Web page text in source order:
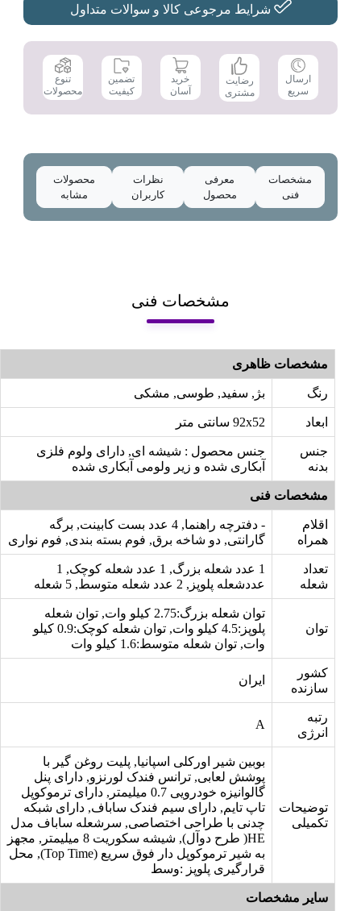
شرایط مرجوعی کالا و سوالات متداول
ارسال
سریع
رضایت
مشتری
خرید
آسان
تضمین
کیفیت
تنوع
محصولات
مشخصات
فنی
معرفی
محصول
نظرات
کاربران
محصولات
مشابه
مشخصات فنی
مشخصات ظاهری
رنگ بژ, سفید, طوسی, مشکی
ابعاد 92x52 سانتی متر
جنس
بدنه
جنس محصول : شیشه ای, دارای ولوم فلزی
آبکاری شده و زیر ولومی آبکاری شده
مشخصات فنی
اقلام
همراه
- دفترچه راهنما, 4 عدد بست کابینت, برگه
گارانتی, دو شاخه برق, فوم بسته بندی, فوم نواری
تعداد
شعله
1 عدد شعله بزرگ, 1 عدد شعله کوچک, 1
عددشعله پلوپز, 2 عدد شعله متوسط, 5 شعله
توان
توان شعله بزرگ:2.75 کیلو وات, توان شعله
پلوپز:4.5 کیلو وات, توان شعله کوچک:0.9 کیلو
وات, توان شعله متوسط:1.6 کیلو وات
کشور
سازنده
ایران
رتبه
انرژی
A
توضیحات
تکمیلی
بوبین شیر اورکلی اسپانیا, پلیت روغن گیر با
پوشش لعابی, ترانس فندک لورنزو, دارای پنل
گالوانیزه خودرویی 0.7 میلیمتر, دارای ترموکوپل
تاپ تایم, دارای سیم فندک ساباف, دارای شبکه
چدنی با طراحی اختصاصی, سرشعله ساباف مدل
HE( طرح دوآل), شیشه سکوریت 8 میلیمتر, مجهز
به شیر ترموکوپل دار فوق سریع (Top Time), محل
قرارگیری پلوپز :وسط
سایر مشخصات